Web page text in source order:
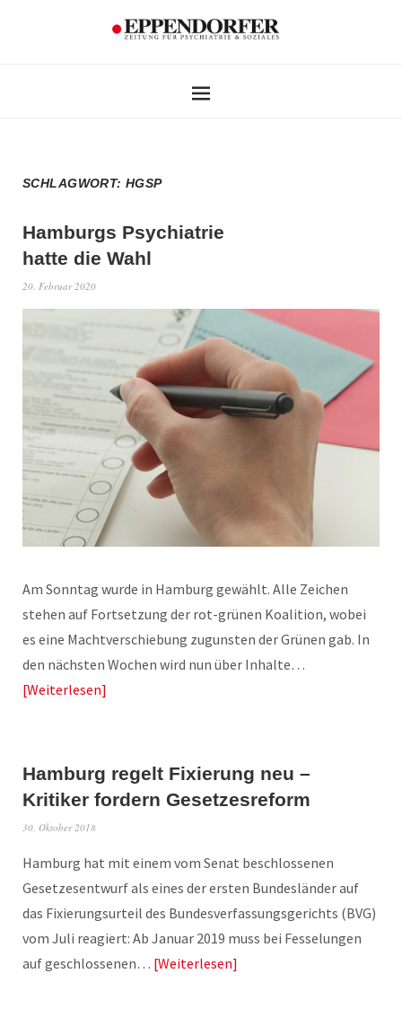
SCHLAGWORT:HGSP
Hamburgs Psychiatrie
hatte die Wahl
20. Februar 2020
Am Sonntag wurde in Hamburg gewählt. Alle Zeichen
stehen auf Fortsetzung der rot-grünen Koalition, wobei
es eine Machtverschiebung zugunsten der Grünen gab. In
den nächsten Wochen wird nun über Inhalte…
Weiterlesen
Hamburg regelt Fixierung neu –
Kritiker fordern Gesetzesreform
30. Oktober 2018
Hamburg hat mit einem vom Senat beschlossenen
Gesetzesentwurf als eines der ersten Bundesländer auf
das Fixierungsurteil des Bundesverfassungsgerichts (BVG)
vom Juli reagiert: Ab Januar 2019 muss bei Fesselungen
auf geschlossenen… Weiterlesen